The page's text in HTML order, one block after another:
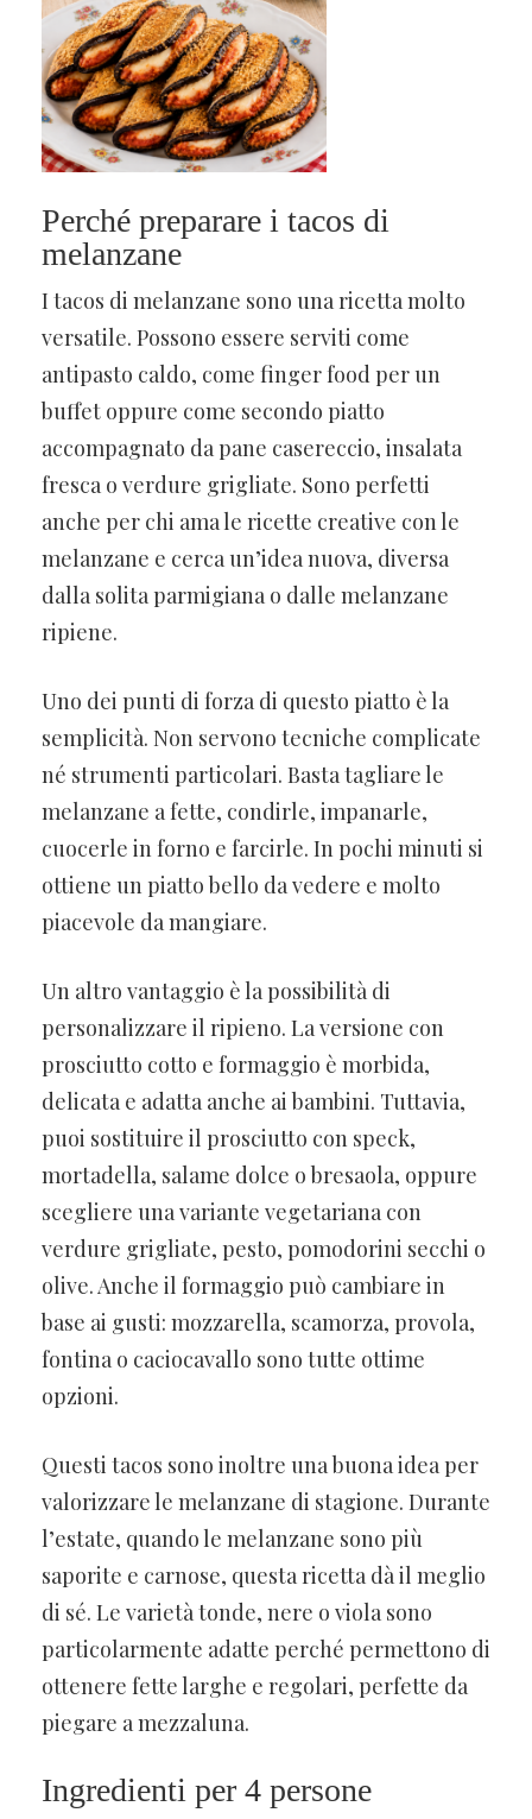
Perché preparare i tacos di
melanzane
I tacos di melanzane sono una ricetta molto
versatile. Possono essere serviti come
antipasto caldo, come finger food per un
buffet oppure come secondo piatto
accompagnato da pane casereccio, insalata
fresca o verdure grigliate. Sono perfetti
anche per chi ama le ricette creative con le
melanzane e cerca un’idea nuova, diversa
dalla solita parmigiana o dalle melanzane
ripiene.
Uno dei punti di forza di questo piatto è la
semplicità. Non servono tecniche complicate
né strumenti particolari. Basta tagliare le
melanzane a fette, condirle, impanarle,
cuocerle in forno e farcirle. In pochi minuti si
ottiene un piatto bello da vedere e molto
piacevole da mangiare.
Un altro vantaggio è la possibilità di
personalizzare il ripieno. La versione con
prosciutto cotto e formaggio è morbida,
delicata e adatta anche ai bambini. Tuttavia,
puoi sostituire il prosciutto con speck,
mortadella, salame dolce o bresaola, oppure
scegliere una variante vegetariana con
verdure grigliate, pesto, pomodorini secchi o
olive. Anche il formaggio può cambiare in
base ai gusti: mozzarella, scamorza, provola,
fontina o caciocavallo sono tutte ottime
opzioni.
Questi tacos sono inoltre una buona idea per
valorizzare le melanzane di stagione. Durante
l’estate, quando le melanzane sono più
saporite e carnose, questa ricetta dà il meglio
di sé. Le varietà tonde, nere o viola sono
particolarmente adatte perché permettono di
ottenere fette larghe e regolari, perfette da
piegare a mezzaluna.
Ingredienti per 4 persone